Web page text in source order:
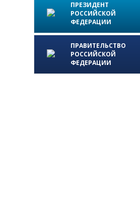
ПРЕЗИДЕНТ
РОССИЙСКОЙ
ФЕДЕРАЦИИ
ПРАВИТЕЛЬСТВО
РОССИЙСКОЙ
ФЕДЕРАЦИИ